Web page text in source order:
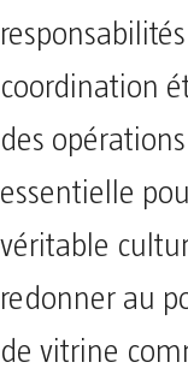
responsabilités
coordination
des
essentielle
véritable
redonner au
de vitrine